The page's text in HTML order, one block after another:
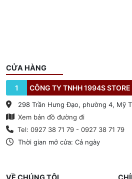
CỬA HÀNG
1 CÔNG TY TNHH 1994S STORE
298 Trần Hưng Đạo, phường 4, Mỹ
Xem bản đồ đường đi
Tel: 0927 38 71 79 - 0927 38 71 79
Thời gian mở cửa: Cả ngày
VỀ CHÚNG TÔI